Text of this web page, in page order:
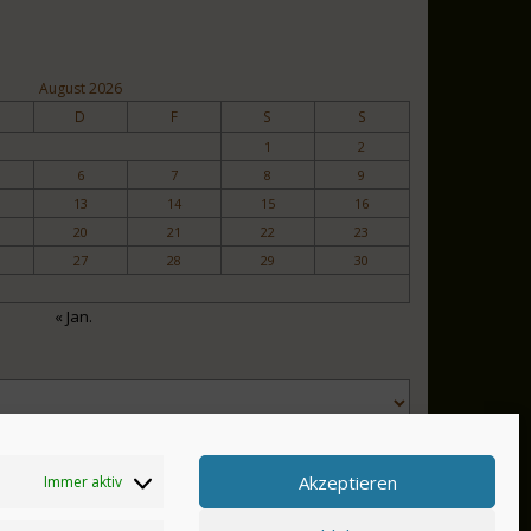
Immer aktiv Akzeptieren
August 2026
D F S S
1
2
6 7 8
9
13 14 15
16
20 21 22
23
27 28 29
30
« Jan.